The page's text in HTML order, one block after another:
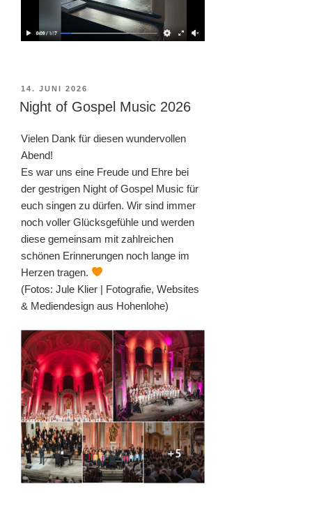
VERÖFFENTLICHT
AM
14. JUNI 2026
Night of Gospel Music 2026
Vielen Dank für diesen wundervollen
Abend!
Es war uns eine Freude und Ehre bei
der gestrigen Night of Gospel Music für
euch singen zu dürfen. Wir sind immer
noch voller Glücksgefühle und werden
diese gemeinsam mit zahlreichen
schönen Erinnerungen noch lange im
Herzen tragen.
(Fotos: Jule Klier | Fotografie, Websites
& Mediendesign aus Hohenlohe)